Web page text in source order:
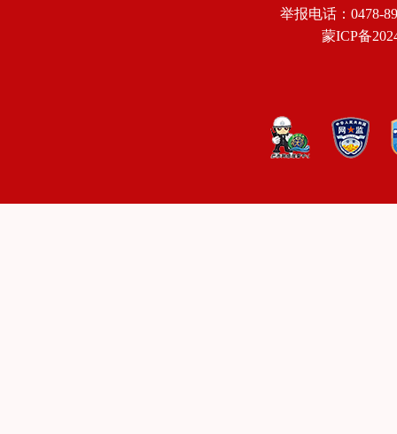
举报电话：0478-
蒙ICP备